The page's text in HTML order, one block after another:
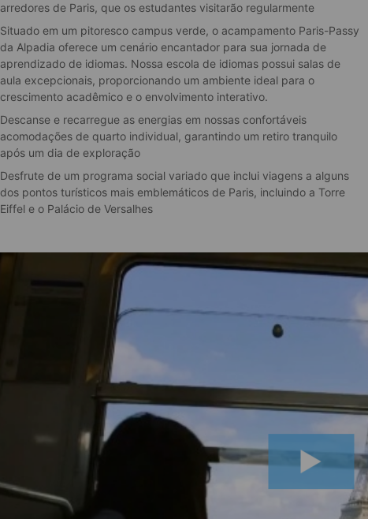
arredores de Paris, que os estudantes visitarão regularmente
Situado em um pitoresco campus verde, o acampamento Paris-Passy
da Alpadia oferece um cenário encantador para sua jornada de
aprendizado de idiomas. Nossa escola de idiomas possui salas de
aula excepcionais, proporcionando um ambiente ideal para o
crescimento acadêmico e o envolvimento interativo.
Descanse e recarregue as energias em nossas confortáveis
acomodações de quarto individual, garantindo um retiro tranquilo
após um dia de exploração
Desfrute de um programa social variado que inclui viagens a alguns
dos pontos turísticos mais emblemáticos de Paris, incluindo a Torre
Eiffel e o Palácio de Versalhes